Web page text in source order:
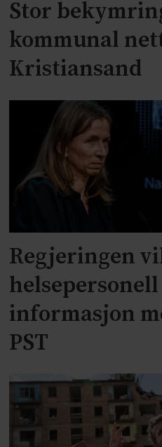
Stor
kommunal
Kristiansand
Regjeringen
informasjon
PST